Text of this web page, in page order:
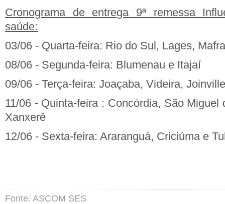
Cronograma de entrega 9ª remessa
saúde:
03/06 - Quarta-feira: Rio do Sul, Lages,
08/06 - Segunda-feira: Blumenau e Itajaí
09/06 - Terça-feira: Joaçaba, Videira,
11/06 - Quinta-feira : Concórdia, São Miguel
Xanxerê
12/06 - Sexta-feira: Araranguá, Criciúma e
Fonte: ASCOM SES